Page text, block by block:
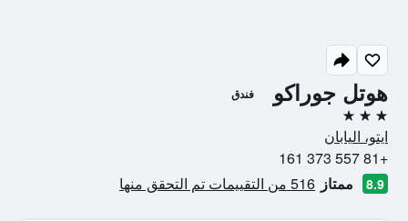
هوتل جوراكو فندق
3 نجوم
ايتو، اليابان
+81 557 373 161
8.9 ممتاز 516 من التقييمات تم التحقق منها